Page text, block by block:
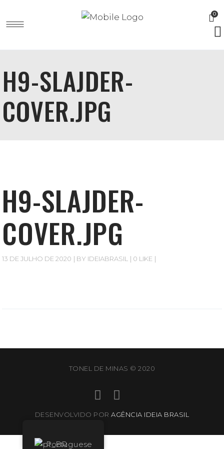
0
H9-SLAJDER-
COVER.JPG
H9-SLAJDER-
COVER.JPG
13 DE JULHO DE 2020 BY IDEIABRASIL 0 LIKE
TONEL DE MINAS © 2020
DESENVOLVIDO PORAGÊNCIA IDEIA BRASIL
Portuguese